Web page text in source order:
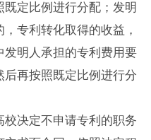
定比例进行分配；发明
专利转化取得的收益，
明人承担的专利费用要
再按照既定比例进行分
决定不申请专利的职务